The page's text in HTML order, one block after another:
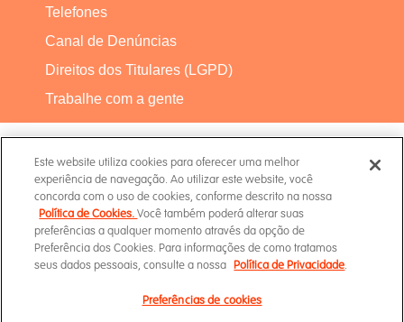
Telefones
Canal de Denúncias
Direitos dos Titulares (LGPD)
Trabalhe com a gente
Termos de Uso
Este website utiliza cookies para oferecer uma melhor
experiência de navegação. Ao utilizar este website, você
concorda com o uso de cookies, conforme descrito na nossa
Política de Cookies.Você também poderá alterar suas
preferências a qualquer momento através da opção de
Preferência dos Cookies. Para informações de como tratamos
seus dados pessoais, consulte a nossa Política de Privacidade.
Preferências de cookies